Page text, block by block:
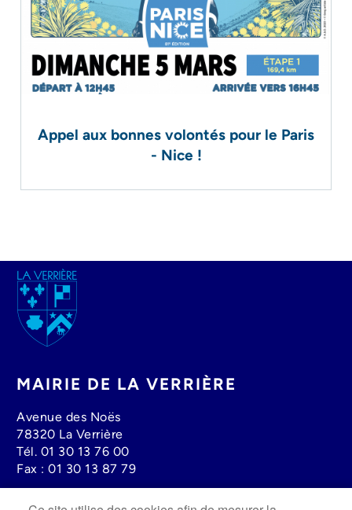
Appel aux bonnes volontés pour le Paris
- Nice !
Image
MAIRIE DE LA VERRIÈRE
Avenue des Noës
78320 La Verrière
Tél. 01 30 13 76 00
Fax : 01 30 13 87 79